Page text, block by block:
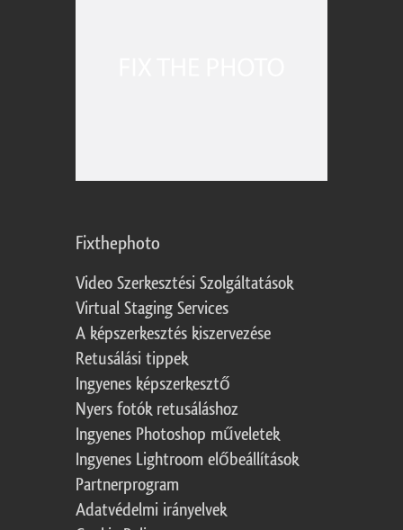
Fixthephoto
Video Szerkesztési Szolgáltatások
Virtual Staging Services
A képszerkesztés kiszervezése
Retusálási tippek
Ingyenes képszerkesztő
Nyers fotók retusáláshoz
Ingyenes Photoshop műveletek
Ingyenes Lightroom előbeállítások
Partnerprogram
Adatvédelmi irányelvek